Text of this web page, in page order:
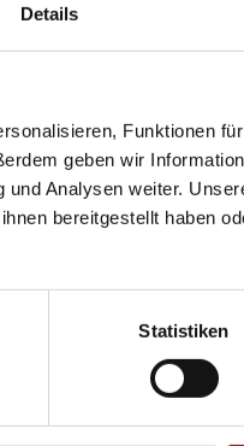
Details
Funktionen
geben wir
Analysen weiter.
bereitgestellt haben
Statistiken
55
erfahren